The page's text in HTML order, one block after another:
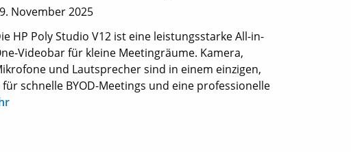
November 2025
HP Poly Studio V12 ist eine leistungsstarke All-in-
Videobar für kleine Meetingräume. Kamera,
und Lautsprecher sind in einem einzigen,
schnelle BYOD-Meetings und eine professionelle